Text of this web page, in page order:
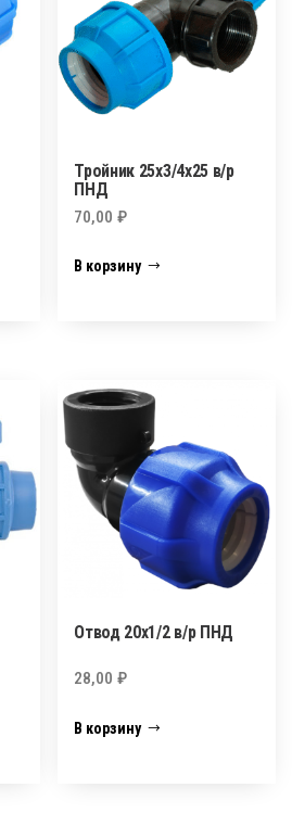
Тройник 25х3/4х25 в/р
ПНД
70,00₽
В корзину
Отвод 20х1/2 в/р ПНД
28,00₽
В корзину